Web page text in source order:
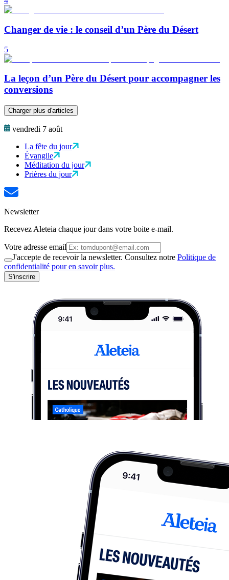
Changer de vie : le conseil d’un Père du Désert
5
La leçon d’un Père du Désert pour accompagner les
conversions
Charger plus d'articles
vendredi 7 août
La fête du jour
Évangile
Méditation du jour
Prières du jour
Newsletter
Recevez Aleteia chaque jour dans votre boite e-mail.
Votre adresse email
J'accepte de recevoir la newsletter. Consultez notre Politique de
confidentialité pour en savoir plus.
S'inscrire